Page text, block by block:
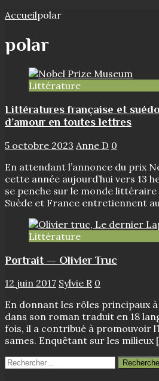
Accueilpolar
polar
Littérature
Littératures française et
d’amour en toutes lettres
5 octobre 2023 Anne D 0
En attendant l’annonce du prix
cette année aujourd’hui vers 13
se penche sur le monde littéraire
Suède et France entretiennent au
Littérature
Portrait — Olivier Truc
12 juin 2017 Sylvie R 0
En donnant les rôles principaux
dans son roman traduit en 18
fois, il a contribué à promouvoir
sames. Enquêtant sur les milieux
Rechercher :